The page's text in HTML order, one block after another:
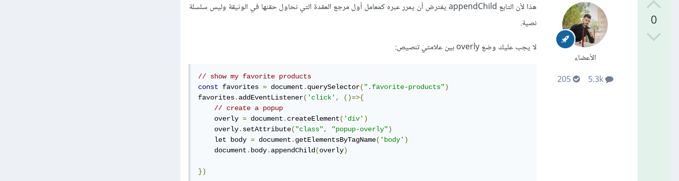
0
الأعضاء
5.3k
205
هذا لأن التابع appendChild يفترض أن يمرر عبره كمعامل أول مرجع العقدة التي نحاول حقنها في الوثيقة وليس سلسلة
نصية.
لا يجب عليك وضع overly بين علامتي تنصيص:
// show my favorite products
const favorites = document . querySelector( ".favorite-products")
favorites. addEventListener( 'click' ,
()=>{
// create a popup
    overly
= document . createElement( 'div' )
    overly
. setAttribute( "class", "popup-overly")
    let body
= document . getElementsByTagName( 'body' )
    document
. body. appendChild (overly)
})